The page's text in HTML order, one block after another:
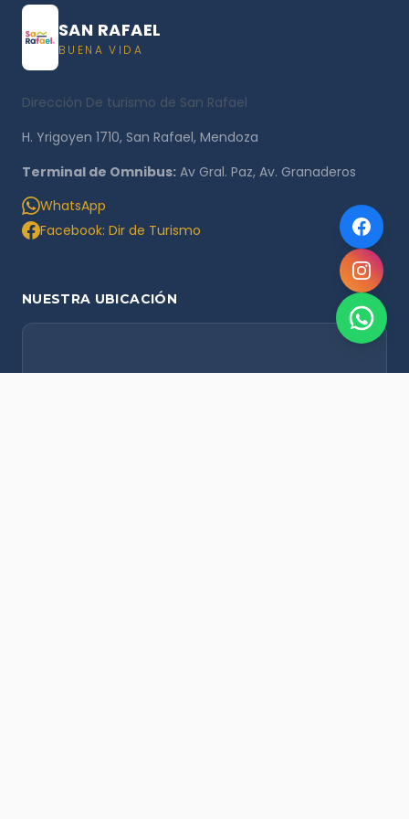
SAN RAFAEL
BUENA VIDA
Dirección De turismo de San Rafael
H. Yrigoyen 1710, San Rafael, Mendoza
Terminal de Omnibus: Av Gral. Paz, Av. Granaderos
WhatsApp
Facebook: Dir de Turismo
NUESTRA UBICACIÓN